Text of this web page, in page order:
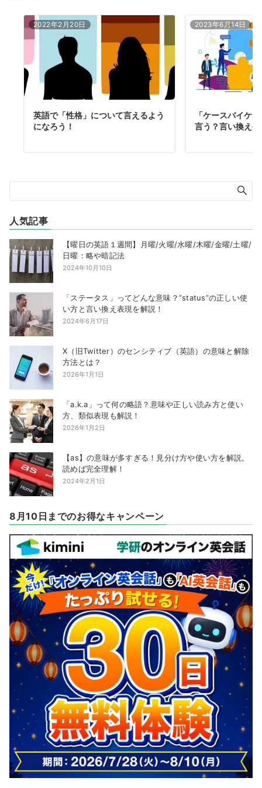
2022年2月20日
英語で「性格」について言えるよう
になろう！
2023年6月14日
「ケースバイケ
言う？言い換え
人気記事
【曜日の英語１週間】月曜/火曜/水曜/木曜/金曜/土曜/
日曜：略や暗記法
2024年10月10日
「ステータス」ってどんな意味？”status”の正しい使
い方と言い換え表現を解説！
2024年6月17日
X（旧Twitter）のセンシティブ（英語）の意味と解除
方法とは？
2026年1月1日
「a.k.a」って何の略語？意味や正しい読み方と使い
方、類似表現も解説！
2026年1月2日
【as】の意味が多すぎる！見分け方や使い方を解説。
読めば完全理解！
2024年2月1日
8月10日までのお得なキャンペーン